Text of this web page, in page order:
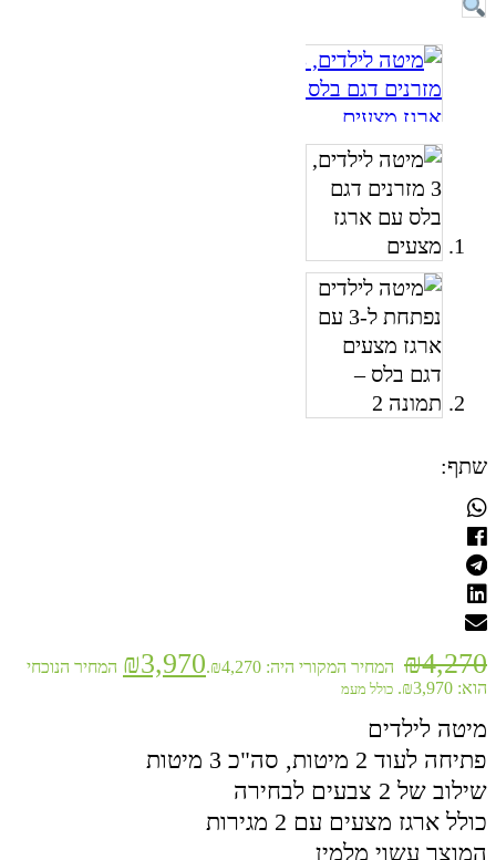
שתף:
₪4,270 המחיר המקורי היה: ₪4,270. ₪3,970
המחיר הנוכחי
הוא: ₪3,970.
כולל מעמ
מיטה לילדים
פתיחה לעוד 2 מיטות, סה"כ 3 מיטות
שילוב של 2 צבעים לבחירה
כולל ארגז מצעים עם 2 מגירות
המוצר עשוי מלמין